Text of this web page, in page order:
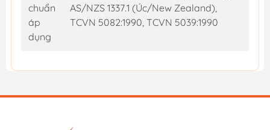
chuẩn
áp
dụng
AS/NZS 1337.1 (Úc/New Zealand),
TCVN 5082:1990, TCVN 5039:1990